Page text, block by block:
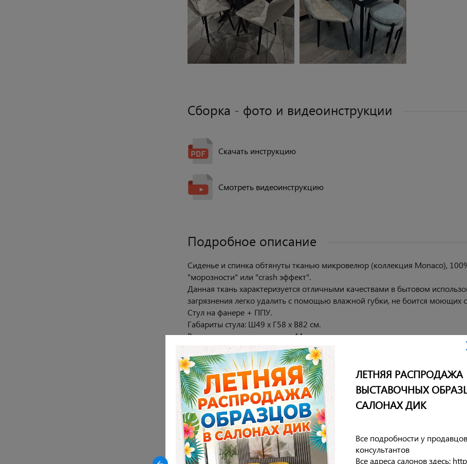
Сборка - фото и видеоинструкции
Скачать инструкцию
Смотреть видеоинструкцию
Подробное описание
Сиденье и спинка обтянуты тканью микровелюр (коллекция Monaco),
"морозности" или "crash эффект".
Данная ткань характеризуется отличными качествами в бытовом
загрязнения легко удалить с помощью влажной губки, не боится моющих
Стул на фанере + ППУ.
Габариты стула: Ш49 х Г58 х В82 см.
Высота от пола до сиденья - 44 см.
Размер сиденья: 48х41 см.
Размер спинки: Ш45хВ37 см.
Максимальная нагрузка на стул не более 120 кг.
Гарантия 18 месяцев.
Характеристики
Цвет опор
Цвет сидения
ЛЕТНЯЯ РАСПРОДАЖА
ВЫСТАВОЧНЫХ
САЛОНАХ ДИК
Все подробности у
консультантов
Все адреса салонов здесь: